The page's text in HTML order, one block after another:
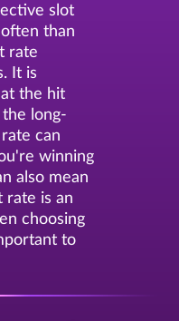
slot
than
rate
It is
the hit
long-
can
winning
also mean
rate is an
choosing
to